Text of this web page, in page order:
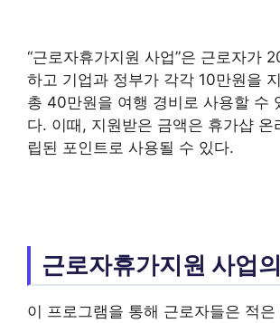
“근로자휴가지원 사업”은 근로자가
하고 기업과 정부가 각각 10만원을
총 40만원을 여행 경비로 사용할 수
다. 이때, 지원받은 금액은 휴가샵 온
립된 포인트로 사용될 수 있다.
근로자휴가지원 사업
이 프로그램을 통해 근로자들은 적